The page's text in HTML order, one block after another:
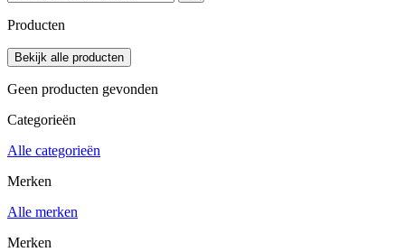
Producten
Geen producten gevonden
Categorieën
Alle categorieën
Merken
Alle merken
Merken